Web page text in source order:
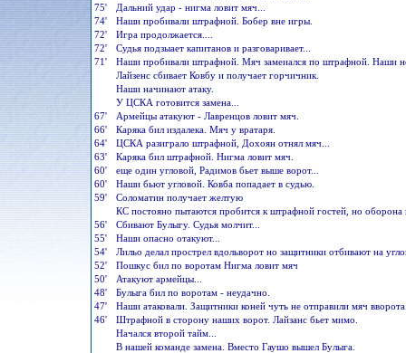
75'
Дальний удар - нигма ловит мяч...
74'
Наши пробивали штрафной. Бобер вне игры.
72'
Игра продолжается....
72'
Судья подзыает капитанов и разговаривает...
71'
Наши пробивали штрафной. Мяч замеиался по штрафной. Наши
Лайзенс сбивает Ковбу и получает горчичник.
Наши начинают атаку.
У ЦСКА готовится замена...
67'
Армейцы атакуют - Лавренцов ловит мяч.
66'
Каряка бил издалека. Мяч у вратаря.
64'
ЦСКА разиграло штрафной, Дохоян отнял мяч...
63'
Каряка бил штрафной. Нигма ловит мяч.
60'
еще один угловой, Радимов бьет выше ворот...
60'
Наши бьют угловой. Ковба попадает в судью.
59'
Соломатин получает желтую
КС постояно пытаются пробится к штрафной гостей, но оборона
56'
Сбивают Булыгу. Судья молчит...
55'
Наши опасно отакуют...
54'
Лильо делал прострел вдольворот но защитники отбивают на
52'
Пошкус бил по воротам Нигма ловит мяч
50'
Атакуют армейцы...
48'
Булыга бил по воротам - неудачно.
47'
Наши атаковали. Защитники коней чуть не отправили мяч
46'
Штрафной в сторону наших ворот. Лайзанс бьет мимо.
Начался второй тайм...
В нашей команде замена. Вместо Гаушо вышел Булыга.